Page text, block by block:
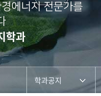
에너지 전문가를
학과
학과공지